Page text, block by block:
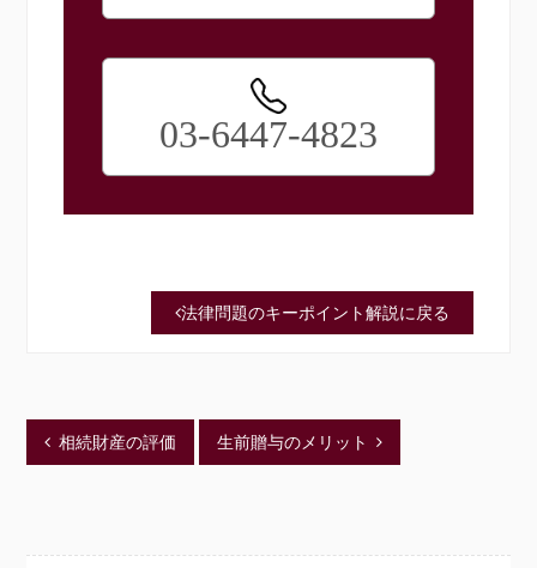
03-6447-4823
法律問題のキーポイント解説に戻る
相続財産の評価 生前贈与のメリット